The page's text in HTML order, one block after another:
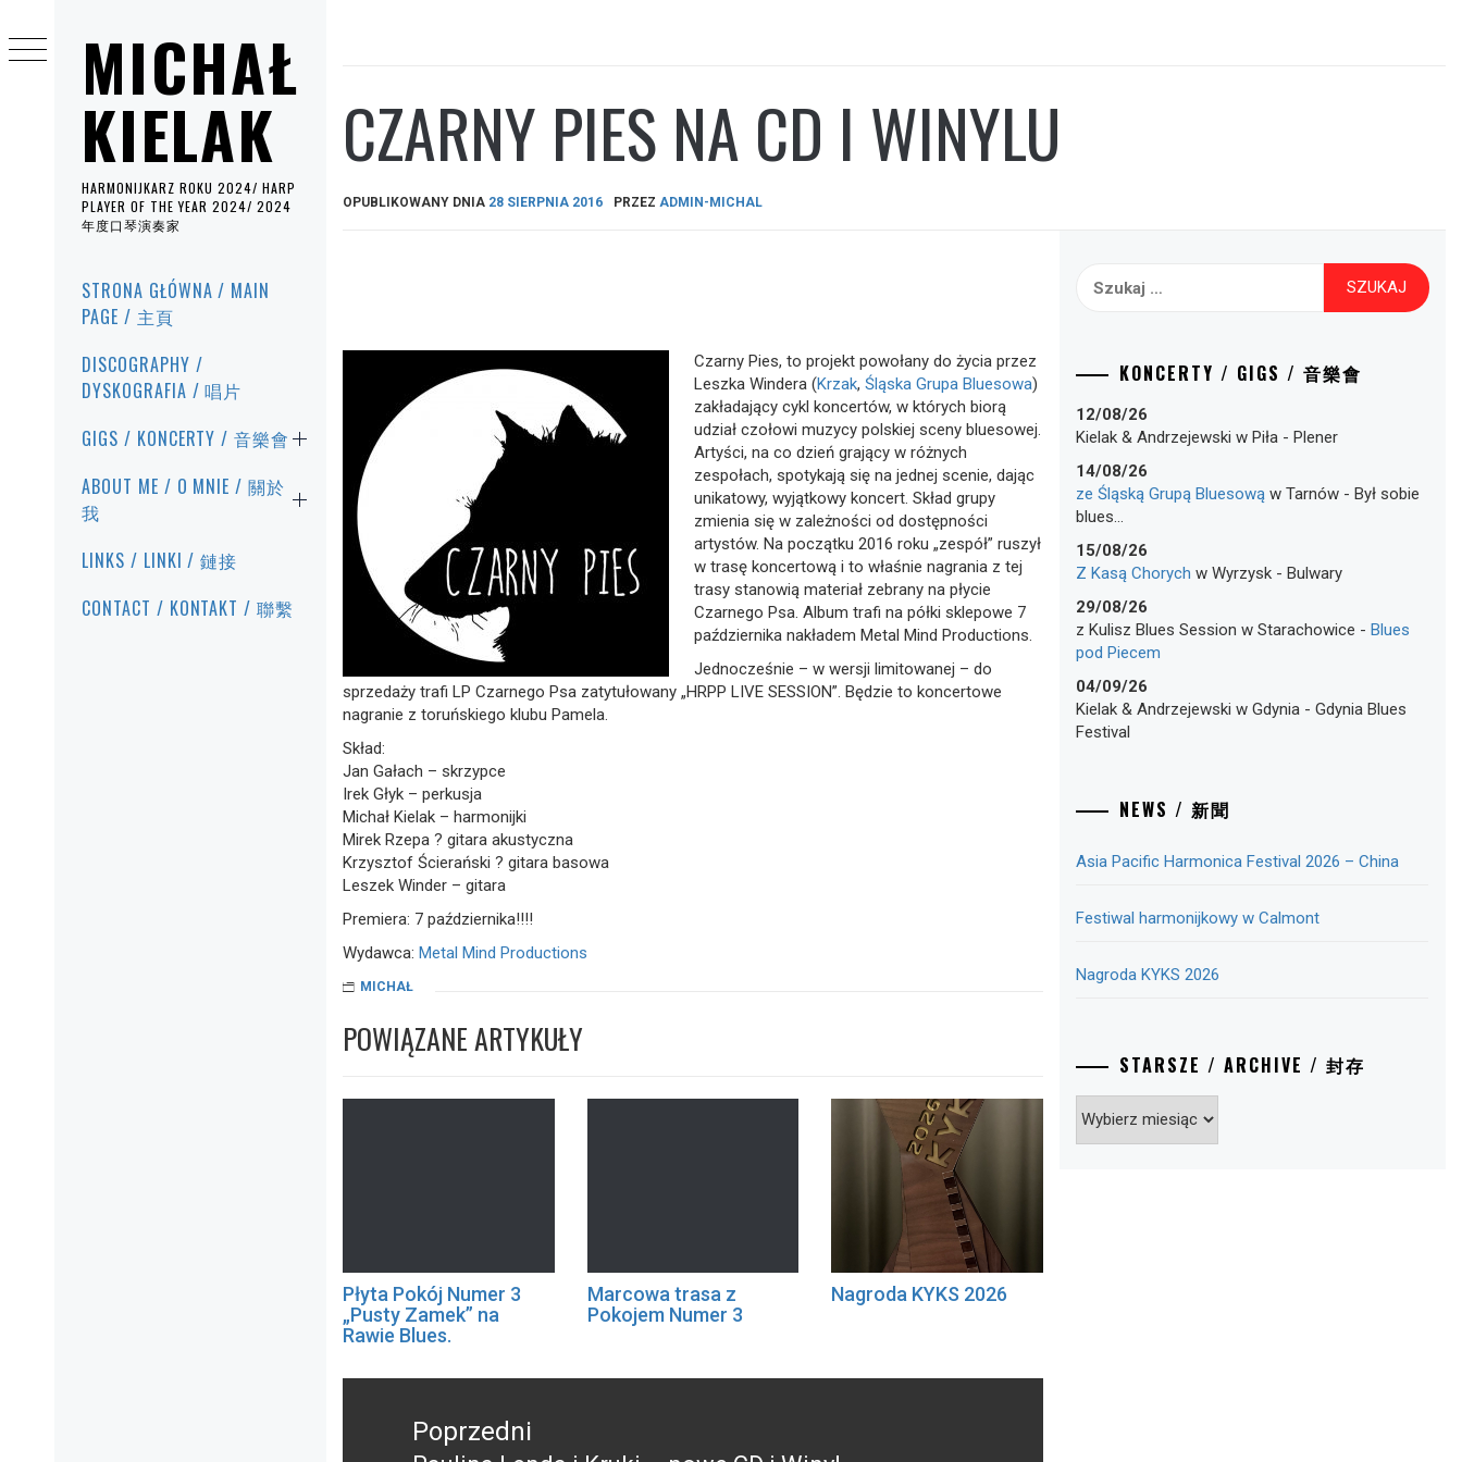
MICHAŁ
KIELAK
HARMONIJKARZ ROKU 2024/ HARP
PLAYER OF THE YEAR 2024/ 2024
年度口琴演奏家
główneSTRONA GŁÓWNA / MAIN
PAGE / 主頁
DISCOGRAPHY /
DYSKOGRAFIA / 唱片
GIGS / KONCERTY / 音樂會
ABOUT ME / O MNIE / 關於
我
LINKS / LINKI / 鏈接
CONTACT / KONTAKT / 聯繫
treści
CZARNY PIES NA CD I WINYLU
OPUBLIKOWANY DNIA 28 SIERPNIA 2016 PRZEZ ADMIN-MICHAL
Czarny Pies, to projekt powołany do życia przez
Leszka Windera (Krzak, Śląska Grupa Bluesowa)
zakładający cykl koncertów, w których biorą
udział czołowi muzycy polskiej sceny bluesowej.
Artyści, na co dzień grający w różnych
zespołach, spotykają się na jednej scenie, dając
unikatowy, wyjątkowy koncert. Skład grupy
zmienia się w zależności od dostępności
artystów. Na początku 2016 roku „zespół” ruszył
w trasę koncertową i to właśnie nagrania z tej
trasy stanowią materiał zebrany na płycie
Czarnego Psa. Album trafi na półki sklepowe 7
października nakładem Metal Mind Productions.
Jednocześnie – w wersji limitowanej – do
sprzedaży trafi LP Czarnego Psa zatytułowany „HRPP LIVE SESSION”. Będzie to koncertowe
nagranie z toruńskiego klubu Pamela.
Skład:
Jan Gałach – skrzypce
Irek Głyk – perkusja
Michał Kielak – harmonijki
Mirek Rzepa ? gitara akustyczna
Krzysztof Ścierański ? gitara basowa
Leszek Winder – gitara
Premiera: 7 października!!!!
Wydawca: Metal Mind Productions
MICHAŁ
POWIĄZANE ARTYKUŁY
Płyta Pokój Numer 3
„Pusty Zamek” na
Rawie Blues.
Marcowa trasa z
Pokojem Numer 3
Nagroda KYKS 2026
Nawigacja
Poprzedni
KONCERTY / GIGS / 音樂會
12/08/26
Kielak & Andrzejewski w Piła - Plener
14/08/26
ze Śląską Grupą Bluesową w Tarnów - Był sobie
blues…
15/08/26
Z Kasą Chorych w Wyrzysk - Bulwary
29/08/26
z Kulisz Blues Session w Starachowice - Blues
pod Piecem
04/09/26
Kielak & Andrzejewski w Gdynia - Gdynia Blues
Festival
NEWS / 新聞
Asia Pacific Harmonica Festival 2026 – China
Festiwal harmonijkowy w Calmont
Nagroda KYKS 2026
STARSZE / ARCHIVE / 封存
Archive